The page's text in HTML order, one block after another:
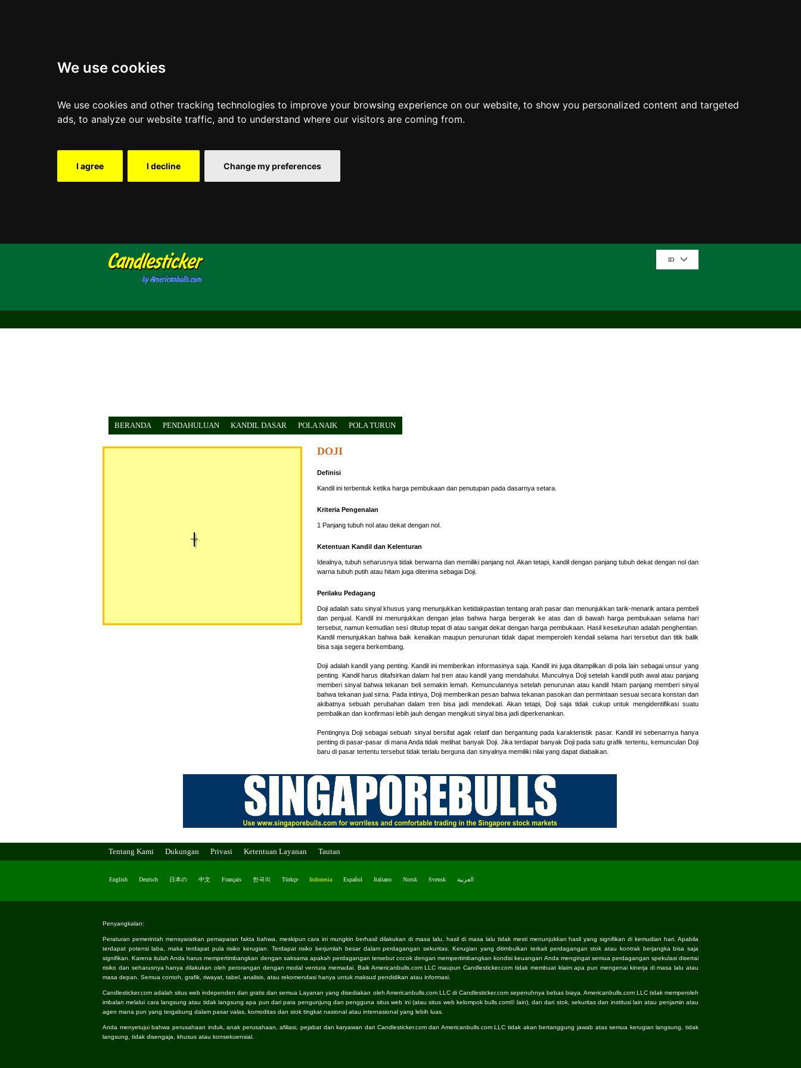
We use cookies
We use cookies and other tracking technologies to improve your browsing experience on our website, to show you personalized content and targeted
ads, to analyze our website traffic, and to understand where our visitors are coming from.
I agree I decline Change my preferences
ID
BERANDA PENDAHULUAN KANDIL DASAR POLA NAIK POLA TURUN
DOJI
Definisi
Kandil ini terbentuk ketika harga pembukaan dan penutupan pada dasarnya setara.
Kriteria Pengenalan
1 Panjang tubuh nol atau dekat dengan nol.
Ketentuan Kandil dan Kelenturan
Idealnya, tubuh seharusnya tidak berwarna dan memiliki panjang nol. Akan tetapi, kandil dengan panjang tubuh dekat dengan nol dan
warna tubuh putih atau hitam juga diterima sebagai Doji.
Perilaku Pedagang
Doji adalah satu sinyal khusus yang menunjukkan ketidakpastian tentang arah pasar dan menunjukkan tarik-menarik antara pembeli
dan penjual. Kandil ini menunjukkan dengan jelas bahwa harga bergerak ke atas dan di bawah harga pembukaan selama hari
tersebut, namun kemudian sesi ditutup tepat di atau sangat dekat dengan harga pembukaan. Hasil keseluruhan adalah penghentian.
Kandil menunjukkan bahwa baik kenaikan maupun penurunan tidak dapat memperoleh kendali selama hari tersebut dan titik balik
bisa saja segera berkembang.
Doji adalah kandil yang penting. Kandil ini memberikan informasinya saja. Kandil ini juga ditampilkan di pola lain sebagai unsur yang
penting. Kandil harus ditafsirkan dalam hal tren atau kandil yang mendahului. Munculnya Doji setelah kandil putih awal atau panjang
memberi sinyal bahwa tekanan beli semakin lemah. Kemunculannya setelah penurunan atau kandil hitam panjang memberi sinyal
bahwa tekanan jual sirna. Pada intinya, Doji memberikan pesan bahwa tekanan pasokan dan permintaan sesuai secara konstan dan
akibatnya sebuah perubahan dalam tren bisa jadi mendekati. Akan tetapi, Doji saja tidak cukup untuk mengidentifikasi suatu
pembalikan dan konfirmasi lebih jauh dengan mengikuti sinyal bisa jadi diperkenankan.
Pentingnya Doji sebagai sebuah sinyal bersifat agak relatif dan bergantung pada karakteristik pasar. Kandil ini sebenarnya hanya
penting di pasar-pasar di mana Anda tidak melihat banyak Doji. Jika terdapat banyak Doji pada satu grafik tertentu, kemunculan Doji
baru di pasar tertentu tersebut tidak terlalu berguna dan sinyalnya memiliki nilai yang dapat diabaikan.
Tentang Kami Dukungan Privasi Ketentuan Layanan Tautan
English Deutsch 日本の 中文 Français 한국의 Türkçe Indonesia Español Italiano Norsk Svensk العربية
Penyangkalan:
Peraturan pemerintah mensyaratkan pemaparan fakta bahwa, meskipun cara ini mungkin berhasil dilakukan di masa lalu, hasil di masa lalu tidak mesti menunjukkan hasil yang signifikan di kemudian hari. Apabila
terdapat potensi laba, maka terdapat pula risiko kerugian. Terdapat risiko berjumlah besar dalam perdagangan sekuritas. Kerugian yang ditimbulkan terkait perdagangan stok atau kontrak berjangka bisa saja
signifikan. Karena itulah Anda harus mempertimbangkan dengan saksama apakah perdagangan tersebut cocok dengan mempertimbangkan kondisi keuangan Anda mengingat semua perdagangan spekulasi disertai
risiko dan seharusnya hanya dilakukan oleh perorangan dengan modal ventura memadai. Baik Americanbulls.com LLC maupun Candlesticker.com tidak membuat klaim apa pun mengenai kinerja di masa lalu atau
masa depan. Semua contoh, grafik, riwayat, tabel, analisis, atau rekomendasi hanya untuk maksud pendidikan atau informasi.
Candlesticker.com adalah situs web independen dan gratis dan semua Layanan yang disediakan oleh Americanbulls.com LLC di Candlesticker.com sepenuhnya bebas biaya. Americanbulls.com LLC tidak memperoleh
imbalan melalui cara langsung atau tidak langsung apa pun dari para pengunjung dan pengguna situs web ini (atau situs web kelompok bulls.com© lain), dan dari stok, sekuritas dan institusi lain atau penjamin atau
agen mana pun yang tergabung dalam pasar valas, komoditas dan stok tingkat nasional atau internasional yang lebih luas.
Anda menyetujui bahwa perusahaan induk, anak perusahaan, afiliasi, pejabat dan karyawan dari Candlesticker.com dan Americanbulls.com LLC tidak akan bertanggung jawab atas semua kerugian langsung, tidak
langsung, tidak disengaja, khusus atau konsekuensial.